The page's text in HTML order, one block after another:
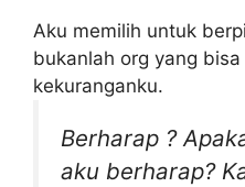
Aku memilih untuk
bukanlah org yang
kekuranganku.
Berharap ?
aku berharap?